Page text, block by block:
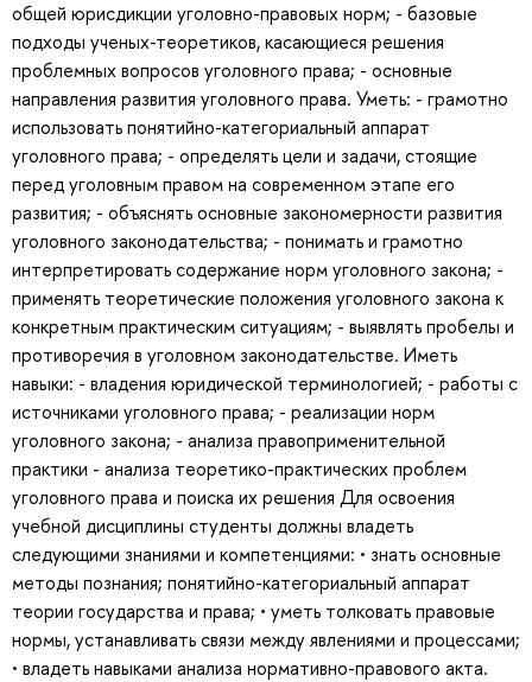
общей юрисдикции уголовно-правовых норм; - базовые
подходы ученых-теоретиков, касающиеся решения
проблемных вопросов уголовного права; - основные
направления развития уголовного права. Уметь: - грамотно
использовать понятийно-категориальный аппарат
уголовного права; - определять цели и задачи, стоящие
перед уголовным правом на современном этапе его
развития; - объяснять основные закономерности развития
уголовного законодательства; - понимать и грамотно
интерпретировать содержание норм уголовного закона; -
применять теоретические положения уголовного закона к
конкретным практическим ситуациям; - выявлять пробелы и
противоречия в уголовном законодательстве. Иметь
навыки: - владения юридической терминологией; - работы с
источниками уголовного права; - реализации норм
уголовного закона; - анализа правоприменительной
практики - анализа теоретико-практических проблем
уголовного права и поиска их решения Для освоения
учебной дисциплины студенты должны владеть
следующими знаниями и компетенциями: • знать основные
методы познания; понятийно-категориальный аппарат
теории государства и права; • уметь толковать правовые
нормы, устанавливать связи между явлениями и процессами;
• владеть навыками анализа нормативно-правового акта.